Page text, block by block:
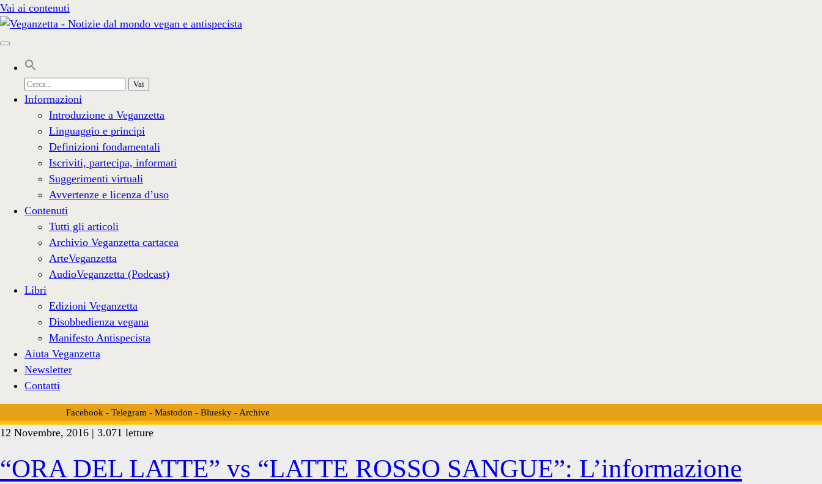
Vai ai contenuti
Cerca
per:
Informazioni
Introduzione a Veganzetta
Linguaggio e principi
Definizioni fondamentali
Iscriviti, partecipa, informati
Suggerimenti virtuali
Avvertenze e licenza d’uso
Contenuti
Tutti gli articoli
Archivio Veganzetta cartacea
ArteVeganzetta
AudioVeganzetta (Podcast)
Libri
Edizioni Veganzetta
Disobbedienza vegana
Manifesto Antispecista
Aiuta Veganzetta
Newsletter
Contatti
Facebook - Telegram - Mastodon - Bluesky- Archive
12 Novembre, 2016 | 3.071 letture
“ORA DEL LATTE” vs “LATTE ROSSO SANGUE”: L’informazione